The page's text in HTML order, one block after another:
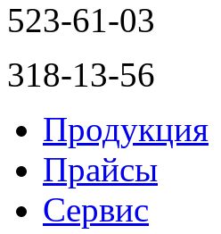
523-61-03
318-13-56
Продукция
Прайсы
Сервис